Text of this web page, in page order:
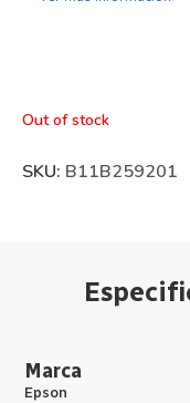
Out of stock
SKU: B11B259201
Marca
Epson